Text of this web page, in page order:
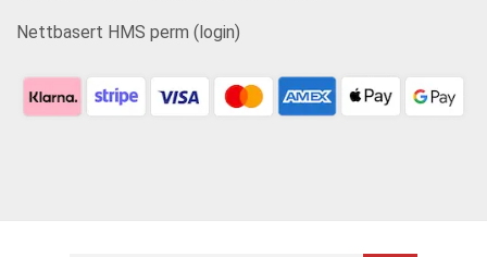
Nettbasert HMS perm (login)